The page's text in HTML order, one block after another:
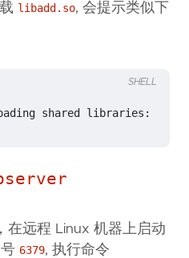
libadd.so, 会提示类似下
SHELL
在远程 Linux 机器上启动
6379, 执行命令